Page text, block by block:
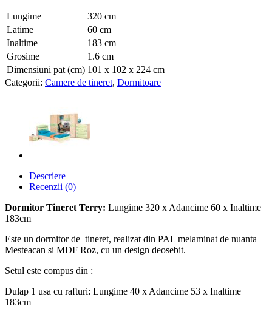
Lungime
320 cm
Latime
60 cm
Inaltime
183 cm
Grosime
1.6 cm
Dimensiuni pat (cm) 101 x 102 x 224 cm
Categorii: Camere de tineret, Dormitoare
Descriere
Recenzii (0)
Dormitor Tineret Terry: Lungime 320 x Adancime 60 x Inaltime
183cm
Este un dormitor de tineret, realizat din PAL melaminat de nuanta
Mesteacan si MDF Roz, cu un design deosebit.
Setul este compus din :
Dulap 1 usa cu rafturi: Lungime 40 x Adancime 53 x Inaltime
183cm